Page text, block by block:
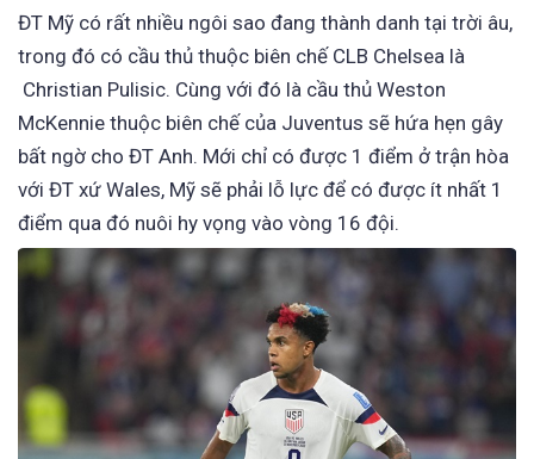
ĐT Mỹ có rất nhiều ngôi sao đang thành danh tại trời âu,
trong đó có cầu thủ thuộc biên chế CLB Chelsea là
Christian Pulisic. Cùng với đó là cầu thủ Weston
McKennie thuộc biên chế của Juventus sẽ hứa hẹn gây
bất ngờ cho ĐT Anh. Mới chỉ có được 1 điểm ở trận hòa
với ĐT xứ Wales, Mỹ sẽ phải lỗ lực để có được ít nhất 1
điểm qua đó nuôi hy vọng vào vòng 16 đội.